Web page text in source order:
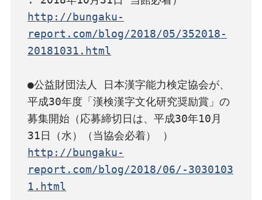
http://bungaku-
report.com/blog/2018/05/352018-
20181031.html
●公益財団法人 日本漢字能力検定協会が、
平成30年度「漢検漢字文化研究奨励賞」の
募集開始（応募締切日は、平成30年10月
http://bungaku-
report.com/blog/2018/06/-3030103
1.html